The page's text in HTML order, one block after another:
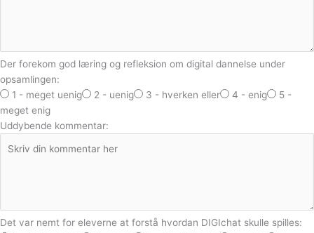
Der forekom god læring og refleksion om digital dannelse under
opsamlingen:
1 - meget uenig
2 - uenig 3 - hverken eller 4 - enig
5 -
meget enig
Uddybende kommentar:
Det var nemt for eleverne at forstå hvordan DIGIchat skulle spilles: